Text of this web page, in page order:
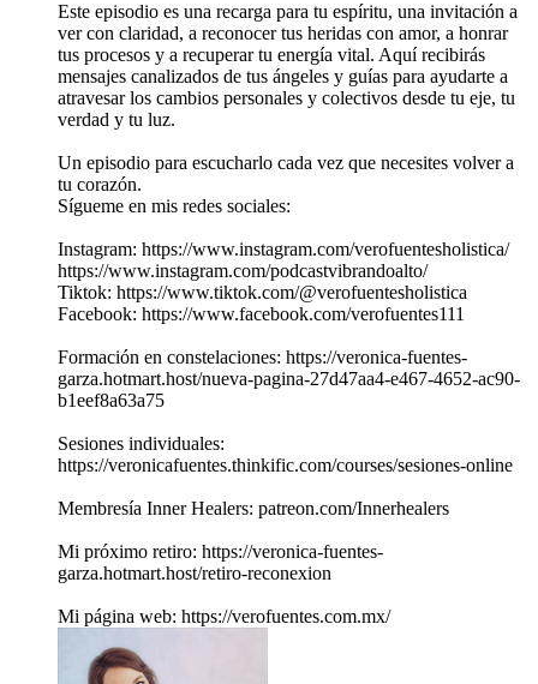
Este episodio es una recarga para tu espíritu, una invitación a
ver con claridad, a reconocer tus heridas con amor, a honrar
tus procesos y a recuperar tu energía vital. Aquí recibirás
mensajes canalizados de tus ángeles y guías para ayudarte a
atravesar los cambios personales y colectivos desde tu eje, tu
verdad y tu luz.
Un episodio para escucharlo cada vez que necesites volver a
tu corazón.
Sígueme en mis redes sociales:
Instagram: https://www.instagram.com/verofuentesholistica/
https://www.instagram.com/podcastvibrandoalto/
Tiktok: https://www.tiktok.com/@verofuentesholistica
Facebook: https://www.facebook.com/verofuentes111
Formación en constelaciones: https://veronica-fuentes-
garza.hotmart.host/nueva-pagina-27d47aa4-e467-4652-ac90-
b1eef8a63a75
Sesiones individuales:
https://veronicafuentes.thinkific.com/courses/sesiones-online
Membresía Inner Healers: patreon.com/Innerhealers
Mi próximo retiro: https://veronica-fuentes-
garza.hotmart.host/retiro-reconexion
Mi página web: https://verofuentes.com.mx/